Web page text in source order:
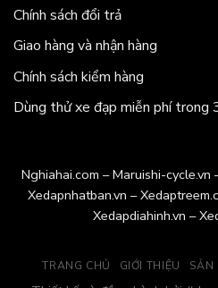
Chính sách đổi trả
Giao hàng và nhận hàng
Chính sách kiểm hàng
Dùng thử xe đạp miễn phí trong
Nghiahai.com –Maruishi-cycle.vn
Xedapnhatban.vn –
Xedapdiahinh.vn –
TRANG CHỦ GIỚI THIỆU SẢN